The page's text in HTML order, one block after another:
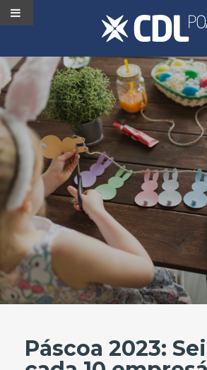
Páscoa 2023: